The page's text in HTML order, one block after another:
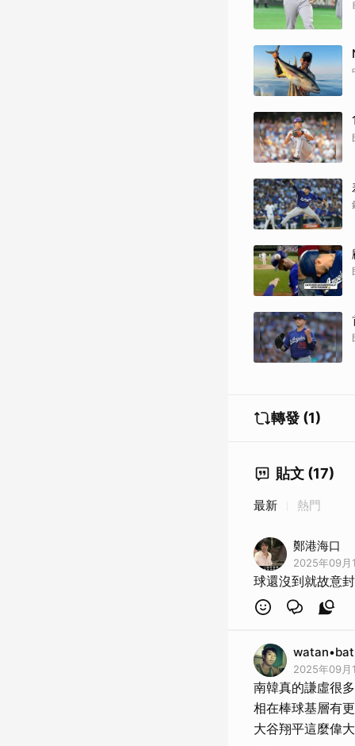
轉發 (1)
貼文 (17)
最新 熱門
鄭港海口
2025年09月
球還沒到就故意
2025年09月
南韓真的謙虛很
相在棒球基層有
大谷翔平這麼偉